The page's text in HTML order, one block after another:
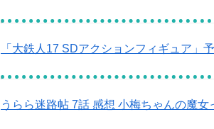
「大鉄人17 SDアクションフィギュア」
うらら迷路帖 7話 感想 小梅ちゃんの魔